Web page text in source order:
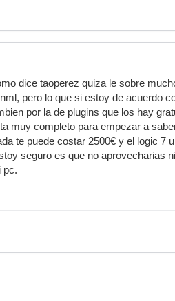
dice taoperez quiza le sobre
pero lo que si estoy de acuerdo
por la de plugins que los hay
muy completo para empezar a
te puede costar 2500€ y el logic 7
seguro es que no aprovecharias
pc.